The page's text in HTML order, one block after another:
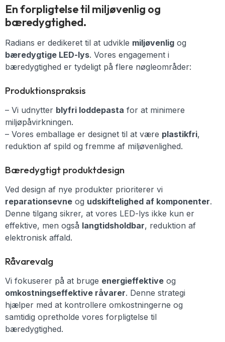
En forpligtelse til miljøvenlig og
bæredygtighed.
Radians er dedikeret til at udvikle miljøvenlig og
bæredygtige LED-lys. Vores engagement i
bæredygtighed er tydeligt på flere nøgleområder:
Produktionspraksis
– Vi udnytter blyfri loddepasta for at minimere
miljøpåvirkningen.
– Vores emballage er designet til at være plastikfri,
reduktion af spild og fremme af miljøvenlighed.
Bæredygtigt produktdesign
Ved design af nye produkter prioriterer vi
reparationsevne og udskiftelighed af komponenter.
Denne tilgang sikrer, at vores LED-lys ikke kun er
effektive, men også langtidsholdbar, reduktion af
elektronisk affald.
Råvarevalg
Vi fokuserer på at bruge energieffektive og
omkostningseffektive råvarer. Denne strategi
hjælper med at kontrollere omkostningerne og
samtidig opretholde vores forpligtelse til
bæredygtighed.